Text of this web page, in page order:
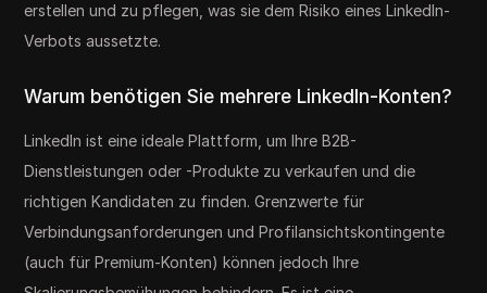
erstellen und zu pflegen, was sie dem Risiko eines LinkedIn-
Verbots aussetzte.
Warum benötigen Sie mehrere LinkedIn-Konten?
LinkedIn ist eine ideale Plattform, um Ihre B2B-
Dienstleistungen oder -Produkte zu verkaufen und die
richtigen Kandidaten zu finden. Grenzwerte für
Verbindungsanforderungen und Profilansichtskontingente
(auch für Premium-Konten) können jedoch Ihre